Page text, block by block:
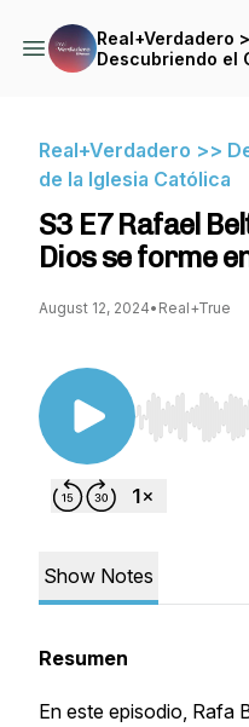
Real+Verdadero
Descubriendo el
Real+Verdadero >>
de la Iglesia Católica
S3 E7 Rafael
Dios se forme
August 12, 2024• Real+True
Use Left/
Show Notes
Resumen
En este episodio, Rafa